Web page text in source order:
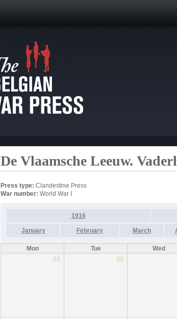
De Vlaamsche Leeuw.
Press type: Clandestine Press
War number: World War I
1916
January February March
Mon Tue Wed
29
30